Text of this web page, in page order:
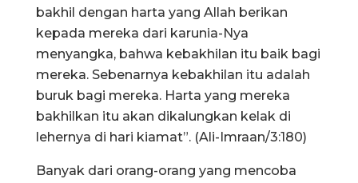
bakhil dengan harta yang Allah berikan
kepada mereka dari karunia-Nya
menyangka, bahwa kebakhilan itu baik bagi
mereka. Sebenarnya kebakhilan itu adalah
buruk bagi mereka. Harta yang mereka
bakhilkan itu akan dikalungkan kelak di
lehernya di hari kiamat”. (Ali-Imraan/3:180)
Banyak dari orang-orang yang mencoba